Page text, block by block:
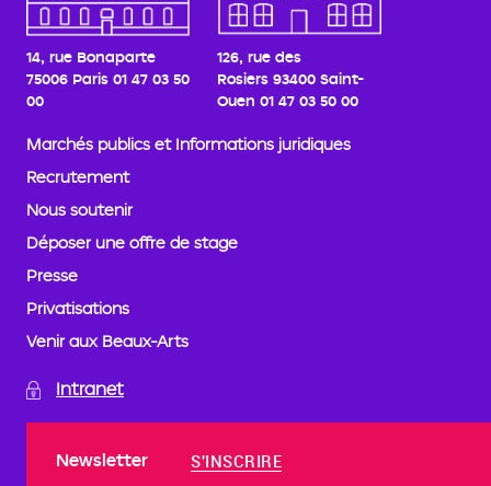
14, rue Bonaparte
75006 Paris 01 47 03 50
00
126, rue des
Rosiers 93400 Saint-
Ouen 01 47 03 50 00
Marchés publics et Informations juridiques
Recrutement
Nous soutenir
Déposer une offre de stage
Presse
Privatisations
Venir aux Beaux-Arts
Intranet
Newsletter S'INSCRIRE